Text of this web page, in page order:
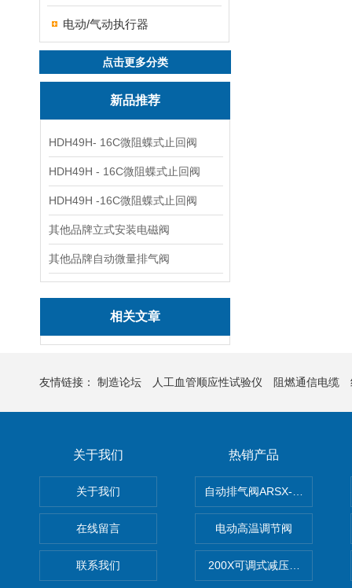
电动/气动执行器
点击更多分类
新品推荐
HDH49H- 16C微阻蝶式止回阀
HDH49H - 16C微阻蝶式止回阀
HDH49H -16C微阻蝶式止回阀
其他品牌立式安装电磁阀
其他品牌自动微量排气阀
相关文章
友情链接： 制造论坛 人工血管顺应性试验仪 阻燃通信电缆
关于我们
关于我们
在线留言
联系我们
热销产品
自动排气阀ARSX-0015/
电动高温调节阀
200X可调式减压阀（减压稳